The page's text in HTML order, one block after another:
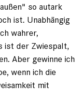
so autark
ist. Unabhängig
wahrer,
ist der Zwiespalt,
Aber gewinne ich
wenn ich die
mit